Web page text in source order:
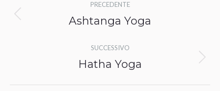
di
PRECEDENTE
Album
Ashtanga Yoga
SUCCESSIVO
Album
Hatha Yoga